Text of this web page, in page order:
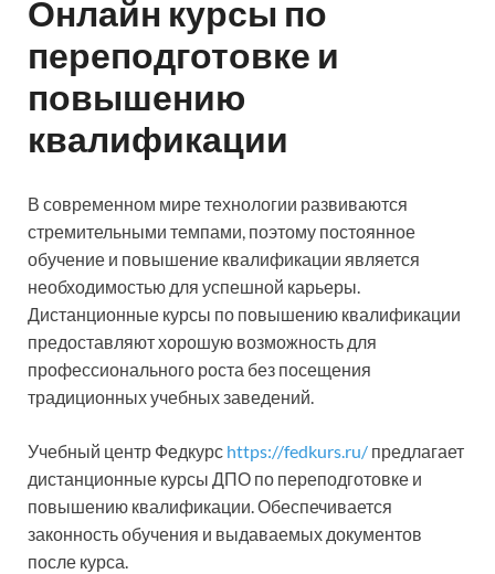
Онлайн курсы по
переподготовке и
повышению
квалификации
В современном мире технологии развиваются
стремительными темпами, поэтому постоянное
обучение и повышение квалификации является
необходимостью для успешной карьеры.
Дистанционные курсы по повышению квалификации
предоставляют хорошую возможность для
профессионального роста без посещения
традиционных учебных заведений.
Учебный центр Федкурс https://fedkurs.ru/ предлагает
дистанционные курсы ДПО по переподготовке и
повышению квалификации. Обеспечивается
законность обучения и выдаваемых документов
после курса.